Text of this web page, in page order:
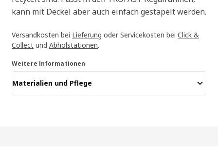
kann mit Deckel aber auch einfach gestapelt werden.
Versandkosten bei Lieferung oder Servicekosten bei Click &
Collect und Abholstationen.
Weitere Informationen
Materialien und Pflege